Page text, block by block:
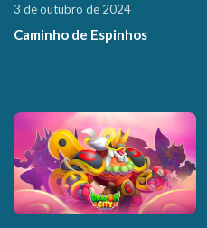
3 de outubro de 2024
Caminho de Espinhos